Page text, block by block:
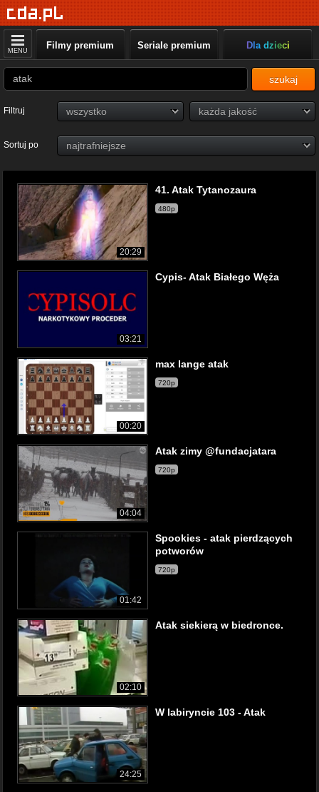
MENU Filmy premium Seriale premium Dla dzieci
szukaj
Filtruj
Sortuj po
20:29
41. Atak Tytanozaura
480p
03:21
Cypis- Atak Białego Węża
00:20
max lange atak
720p
04:04
Atak zimy @fundacjatara
720p
01:42
Spookies - atak pierdzących
potworów
720p
02:10
Atak siekierą w biedronce.
24:25
W labiryncie 103 - Atak